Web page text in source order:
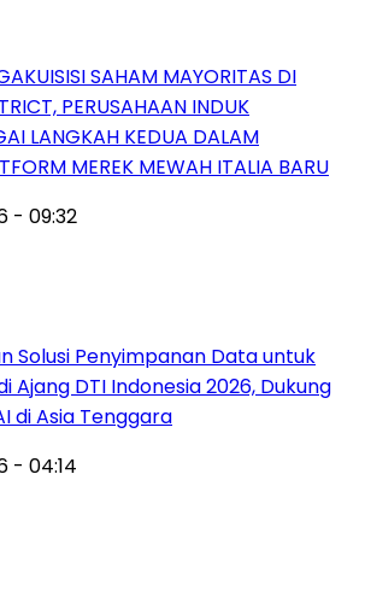
SAHAM MAYORITAS DI
PERUSAHAAN INDUK
LANGKAH KEDUA DALAM
MEREK MEWAH ITALIA BARU
- 09:32
Solusi Penyimpanan Data untuk
Ajang DTI Indonesia 2026, Dukung
di Asia Tenggara
- 04:14